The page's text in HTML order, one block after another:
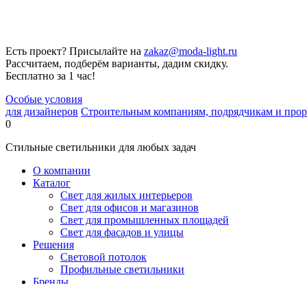
Есть проект? Присылайте на zakaz@moda-light.ru
Рассчитаем, подберём варианты, дадим скидку.
Бесплатно за 1 час!
Особые условия
для дизайнеров Строительным компаниям, подрядчикам и
0
Стильные светильники для любых задач
О компании
Каталог
Свет для жилых интерьеров
Свет для офисов и магазинов
Свет для промышленных площадей
Свет для фасадов и улицы
Решения
Световой потолок
Профильные светильники
Бренды